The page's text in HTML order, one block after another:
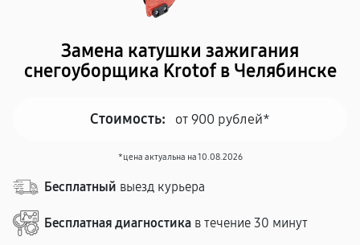
Замена катушки зажигания
снегоуборщика Krotof в Челябинске
Стоимость: от 900 рублей*
*цена актуальна на 10.08.2026
Бесплатный выезд курьера
Бесплатная диагностика в течение 30 минут